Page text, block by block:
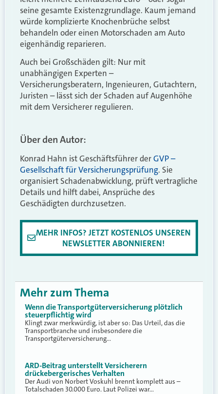
seine gesamte Existenzgrundlage. Kaum jemand
würde komplizierte Knochenbrüche selbst
behandeln oder einen Motorschaden am Auto
eigenhändig reparieren.
Auch bei Großschäden gilt: Nur mit
unabhängigen Experten –
Versicherungsberatern, Ingenieuren, Gutachtern,
Juristen – lässt sich der Schaden auf Augenhöhe
mit dem Versicherer regulieren.
Über den Autor:
Konrad Hahn ist Geschäftsführer derGVP –
Gesellschaft für Versicherungsprüfung. Sie
organisiert Schadenabwicklung, prüft vertragliche
Details und hilft dabei, Ansprüche des
Geschädigten durchzusetzen.
MEHR INFOS? JETZT KOSTENLOS UNSEREN
NEWSLETTER ABONNIEREN!
Mehr zum Thema
Wenn die Transportgüterversicherung plötzlich
steuerpflichtig wird
Klingt zwar merkwürdig, ist aber so: Das Urteil, das die
Transportbranche und insbesondere die
Transportgüterversicherung…
ARD-Beitrag unterstellt Versicherern
drückebergerisches Verhalten
Der Audi von Norbert Voskuhl brennt komplett aus –
Totalschaden 30.000 Euro. Laut Polizei war…